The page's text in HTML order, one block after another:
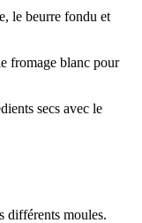
le beurre fondu et
fromage blanc pour
secs avec le
différents moules.